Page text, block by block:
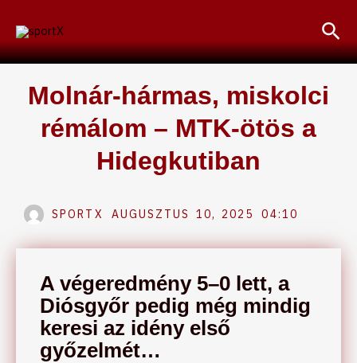
content
Molnár-hármas, miskolci
rémálom – MTK-ötös a
Hidegkutiban
SPORTX AUGUSZTUS 10, 2025 04:10
A végeredmény 5–0 lett, a
Diósgyőr pedig még mindig
keresi az idény első
győzelmét…